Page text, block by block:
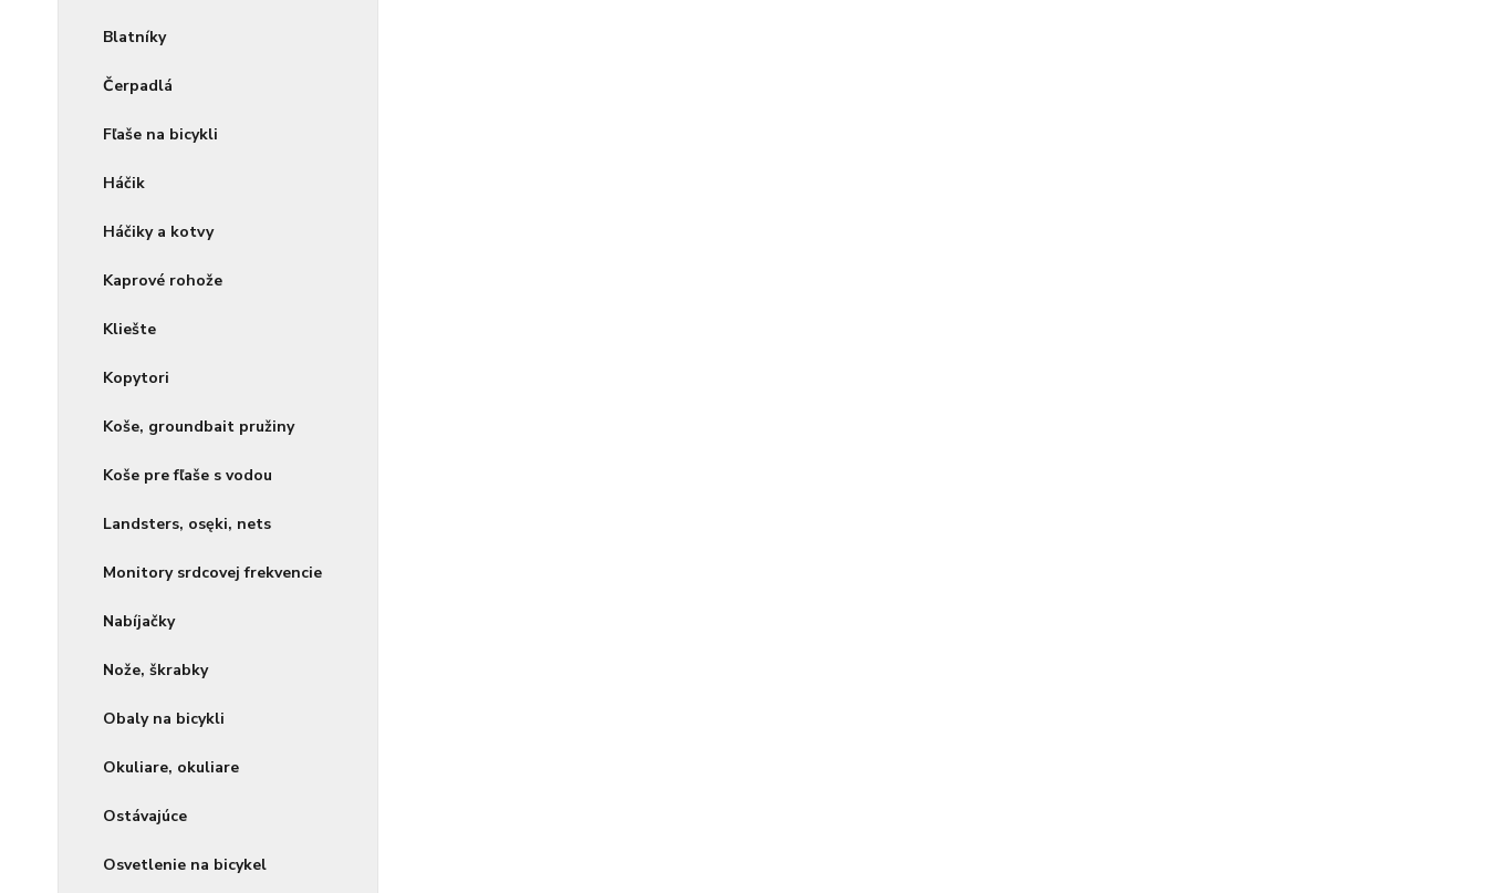
Blatníky
Čerpadlá
Fľaše na bicykli
Háčik
Háčiky a kotvy
Kaprové rohože
Kliešte
Kopytori
Koše, groundbait pružiny
Koše pre fľaše s vodou
Landsters, osęki, nets
Monitory srdcovej frekvencie
Nabíjačky
Nože, škrabky
Obaly na bicykli
Okuliare, okuliare
Ostávajúce
Osvetlenie na bicykel